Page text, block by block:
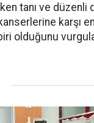
tanı ve düzenli
karşı
olduğunu